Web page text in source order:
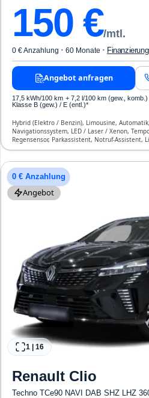
150 €/mtl.
0 € Anzahlung · 60 Monate ·
Angebot anfragen
17,5 kWh/100 km + 7,2 l/100 km (gew.,
Klasse B (gew.) / E (entl.)*
Hybrid (Elektro / Benzin), Limousine,
Navigationssystem, LED / Laser / Xenon,
Regensensor, Parkassistent, Notruf-Assistent,
Bluetooth, Freisprecheinrichtung,
0 € Anzahlung
Angebot
1 | 16
Renault Clio
Techno TCe90 NAVI DAB SHZ LHZ